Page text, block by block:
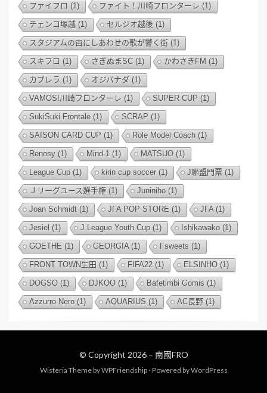
ファイフロ (1) ファイト！川崎フロンターレ (1)
チェンコ塚越 (1) セルジオ越後 (1)
スタジアムの宙にしあわせの歌が響く街 (1)
スキフロ (1) さぎぬまSC (1) かわさきFM (1)
カブレラ (1) オジバナダ (1)
VAMOS!川崎フロンターレ (1) SUPER CUP (1)
SukiSuki Frontale (1) SCRAP (1)
SAISON CARD CUP (1) Role Model Coach (1)
Renosy (1) Mind-1 (1) MATSUO (1)
League Cup (1) kirin cup soccer(1) J聯盟門票 (1)
Ｊリーグユース選手権 (1) Juniniho (1)
Joan Schmidt (1) JFA POP STORE (1) JFA (1)
Jesiel (1) J League Youth Cup (1) Ishikawako (1)
GOETHE (1) GEORGIA (1) Fsweets (1)
FRONT TOWN生田 (1) FIFA22 (1) ELSINHO (1)
DOGSO (1) DJKOO (1) Bafetimbi Gomis (1)
Azzurro Nero (1) AQUARIUS (1) AC長野 (1)
© Copyright 2026 – 南國FRO
Wisteria Theme byWPFriendship ⋅ Powered byWordPress